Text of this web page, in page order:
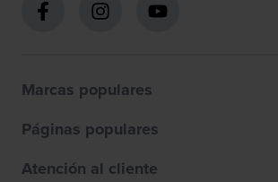
Marcas populares
Páginas populares
Atención al cliente